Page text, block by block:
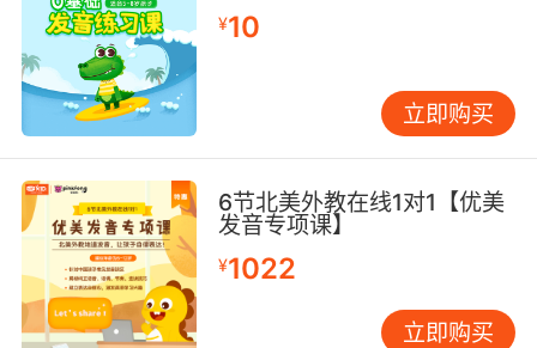
¥10
立即购买
6节北美外教在线1对1【优美
发音专项课】
¥1022
立即购买